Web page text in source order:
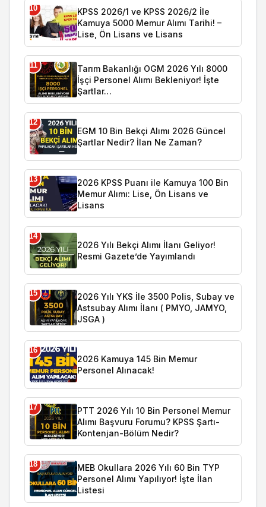
10
KPSS 2026/1 ve KPSS 2026/2 İle
Kamuya 5000 Memur Alımı Tarihi! –
Lise, Ön Lisans ve Lisans
11
Tarım Bakanlığı OGM 2026 Yılı 8000
İşçi Personel Alımı Bekleniyor! İşte
Şartlar…
12
EGM 10 Bin Bekçi Alımı 2026 Güncel
Şartlar Nedir? İlan Ne Zaman?
13
2026 KPSS Puanı ile Kamuya 100 Bin
Memur Alımı: Lise, Ön Lisans ve
Lisans
14
2026 Yılı Bekçi Alımı İlanı Geliyor!
Resmi Gazete’de Yayımlandı
15
2026 Yılı YKS İle 3500 Polis, Subay ve
Astsubay Alımı İlanı ( PMYO, JAMYO,
JSGA )
16
2026 Kamuya 145 Bin Memur
Personel Alınacak!
17
PTT 2026 Yılı 10 Bin Personel Memur
Alımı Başvuru Forumu? KPSS Şartı-
Kontenjan-Bölüm Nedir?
18
MEB Okullara 2026 Yılı 60 Bin TYP
Personel Alımı Yapılıyor! İşte İlan
Listesi